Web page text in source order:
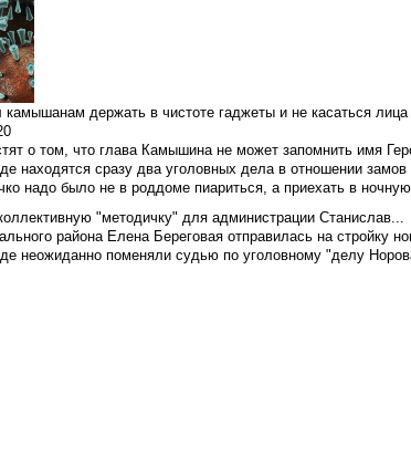
камышанам держать в чистоте гаджеты и не касаться
о том, что глава Камышина не может запомнить имя
находятся сразу два уголовных дела в отношении
надо было не в роддоме пиариться, а приехать в
"методичку" для администрации Станислав...
района Елена Береговая отправилась на стройку
неожиданно поменяли судью по уголовному "делу